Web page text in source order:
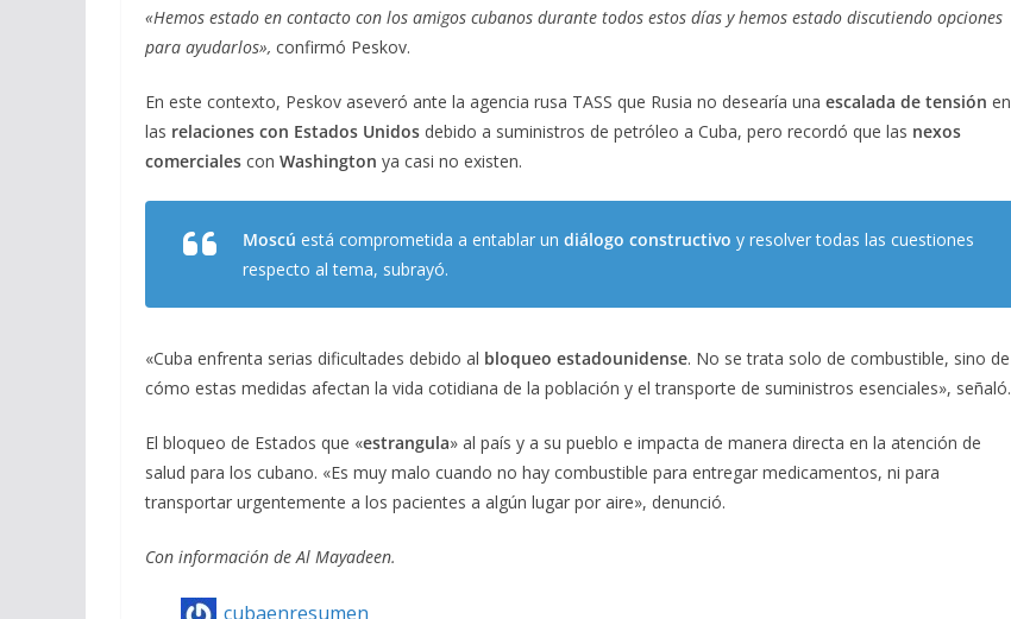
«Hemos estado en contacto con los amigos cubanos durante todos estos días y hemos estado discutiendo opciones
para ayudarlos», confirmó Peskov.
En este contexto, Peskov aseveró ante la agencia rusa TASS que Rusia no desearía una escalada de tensión en
las relaciones con Estados Unidos debido a suministros de petróleo a Cuba, pero recordó que las nexos
comerciales con Washington ya casi no existen.
Moscú está comprometida a entablar un diálogo constructivo y resolver todas las cuestiones
respecto al tema, subrayó.
«Cuba enfrenta serias dificultades debido al bloqueo estadounidense. No se trata solo de combustible, sino de
cómo estas medidas afectan la vida cotidiana de la población y el transporte de suministros esenciales», señaló.
El bloqueo de Estados que «estrangula» al país y a su pueblo e impacta de manera directa en la atención de
salud para los cubano. «Es muy malo cuando no hay combustible para entregar medicamentos, ni para
transportar urgentemente a los pacientes a algún lugar por aire», denunció.
Con información de Al Mayadeen.
cubaenresumen